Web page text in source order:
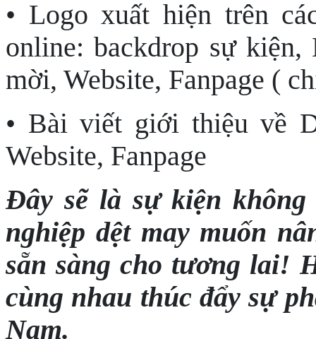
• Logo xuất hiện trên
online: backdrop sự kiện,
mời, Website, Fanpage (
• Bài viết giới thiệu về
Website, Fanpage
Đây sẽ là sự kiện
nghiệp dệt may muốn
sẵn sàng cho tương lai!
cùng nhau thúc đẩy sự
Nam.